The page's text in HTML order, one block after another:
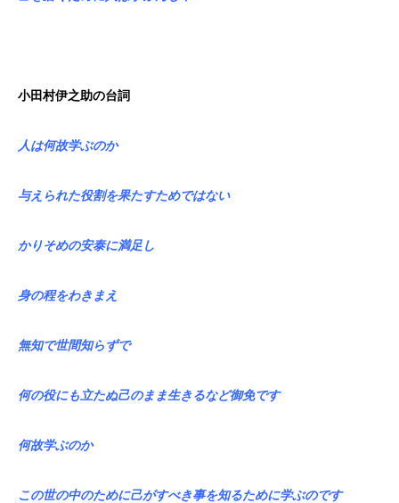
小田村伊之助の台詞
人は何故学ぶのか
与えられた役割を果たすためではない
かりそめの安泰に満足し
身の程をわきまえ
無知で世間知らずで
何の役にも立たぬ己のまま生きるなど御免です
何故学ぶのか
この世の中のために己がすべき事を知るために学ぶのです